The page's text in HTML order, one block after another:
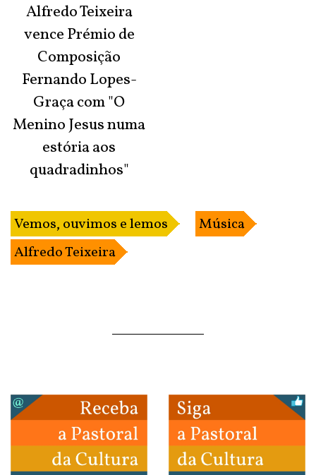
Alfredo Teixeira
vence Prémio de
Composição
Fernando Lopes-
Graça com "O
Menino Jesus numa
estória aos
quadradinhos"
Vemos, ouvimos e lemos
Música
Alfredo Teixeira